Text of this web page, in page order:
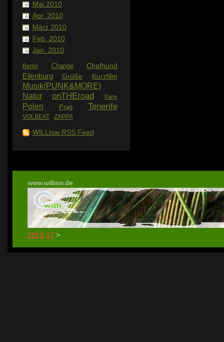
Mai 2010
Apr. 2010
März 2010
Feb. 2010
Jan. 2010
Berlin Change Chefhund
Eilenburg Grüße Kurzfilm
Musik(PUNK&MORE)
Natur onTHEroad Party
Polen Prag Tenerife
VOLBEAT ZAPPA
WILLIsw RSS Feed
www.willisw.de
2010-17 >